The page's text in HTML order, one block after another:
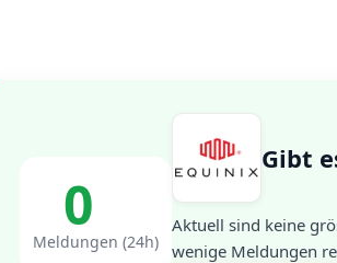
0
Meldungen (24h)
Gibt
Aktuell sind keine
wenige Meldungen